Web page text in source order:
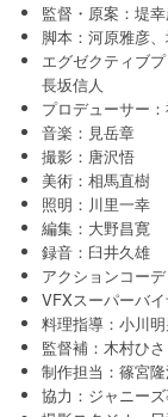
監督・原案：堤
脚本：河原雅彦
エグゼクティブ
長坂信人
プロデューサー
音楽：見岳章
撮影：唐沢悟
美術：相馬直樹
照明：川里一幸
編集：大野昌寛
録音：臼井久雄
アクションコー
VFXスーパーバ
料理指導：小川明
監督補：木村ひ
制作担当：篠宮
協力：ジャニー